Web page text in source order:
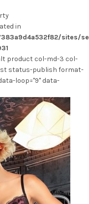
in
sites/
product col-md-3 col-
status-publish format-
loop="9" data-